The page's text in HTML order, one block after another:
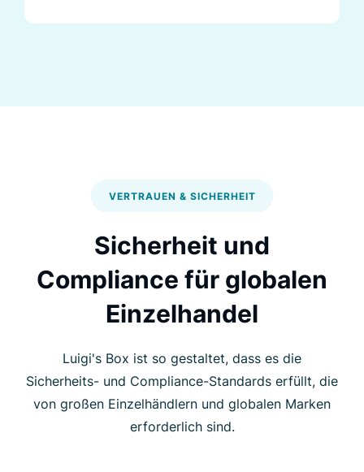
VERTRAUEN & SICHERHEIT
Sicherheit und
Compliance für globalen
Einzelhandel
Luigi's Box ist so gestaltet, dass es die
Sicherheits- und Compliance-Standards erfüllt, die
von großen Einzelhändlern und globalen Marken
erforderlich sind.